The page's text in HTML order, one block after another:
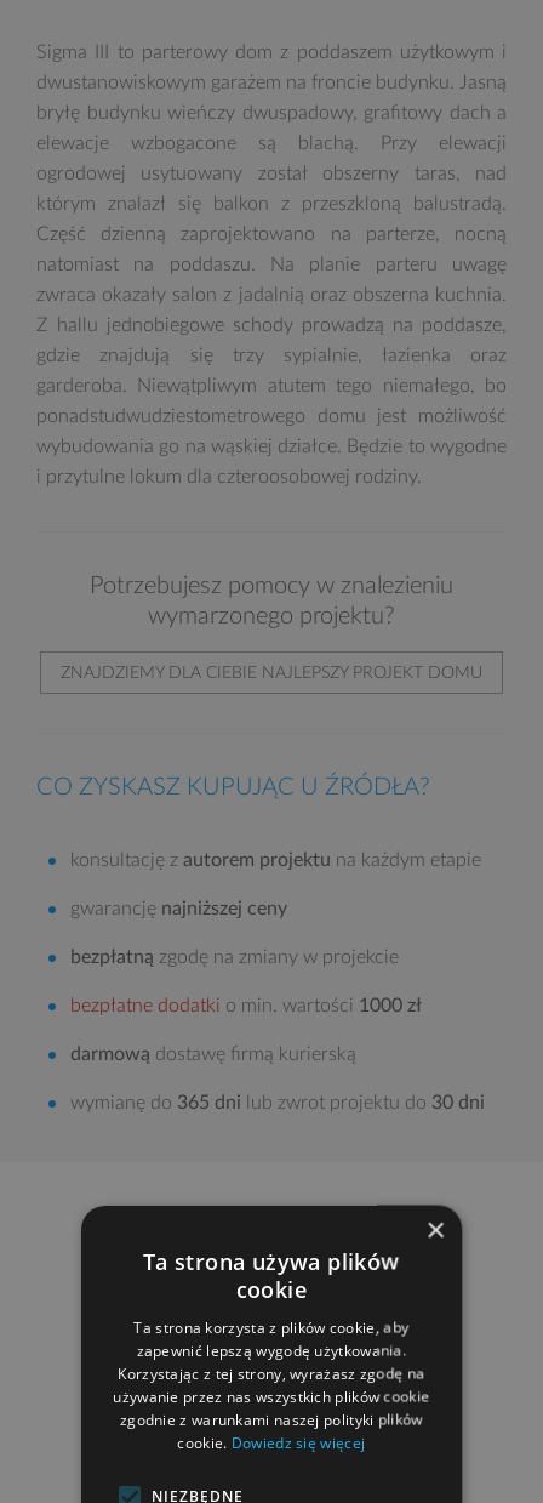
Sigma III to parterowy dom z poddaszem użytkowym i
dwustanowiskowym garażem na froncie budynku. Jasną
bryłę budynku wieńczy dwuspadowy, grafitowy dach a
elewacje wzbogacone są blachą. Przy elewacji
ogrodowej usytuowany został obszerny taras, nad
którym znalazł się balkon z przeszkloną balustradą.
Część dzienną zaprojektowano na parterze, nocną
natomiast na poddaszu. Na planie parteru uwagę
zwraca okazały salon z jadalnią oraz obszerna kuchnia.
Z hallu jednobiegowe schody prowadzą na poddasze,
gdzie znajdują się trzy sypialnie, łazienka oraz
garderoba. Niewątpliwym atutem tego niemałego, bo
ponadstudwudziestometrowego domu jest możliwość
wybudowania go na wąskiej działce. Będzie to wygodne
i przytulne lokum dla czteroosobowej rodziny.
Potrzebujesz pomocy w znalezieniu
wymarzonego projektu?
ZNAJDZIEMY DLA CIEBIE NAJLEPSZY PROJEKT DOMU
CO ZYSKASZ KUPUJĄC U ŹRÓDŁA?
konsultację z autorem projektu na każdym etapie
gwarancję najniższej ceny
bezpłatną zgodę na zmiany w projekcie
bezpłatne dodatki o min. wartości 1000 zł
darmową dostawę firmą kurierską
wymianę do 365 dni lub zwrot projektu do 30 dni
×
Ta strona używa plików
cookie
Ta strona korzysta z plików cookie, aby
zapewnić lepszą wygodę użytkowania.
Korzystając z tej strony, wyrażasz zgodę na
używanie przez nas wszystkich plików cookie
zgodnie z warunkami naszej polityki plików
cookie. Dowiedz się więcej
NIEZBĘDNE